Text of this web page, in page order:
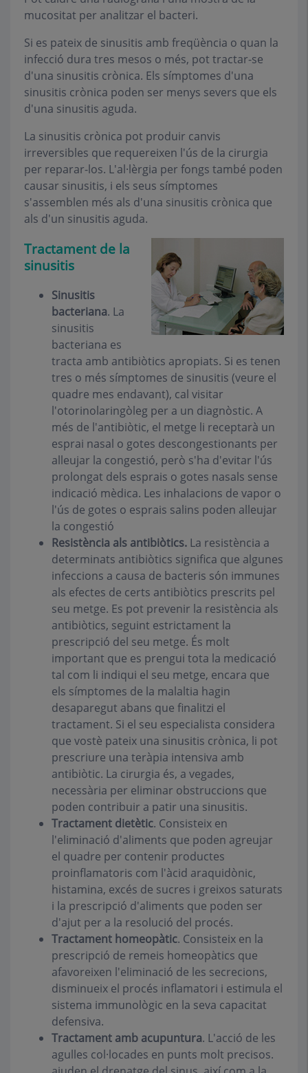
mucositat per analitzar el bacteri.
Si es pateix de sinusitis amb freqüència o quan la
infecció dura tres mesos o més, pot tractar-se
d'una sinusitis crònica. Els símptomes d'una
sinusitis crònica poden ser menys severs que els
d'una sinusitis aguda.
La sinusitis crònica pot produir canvis
irreversibles que requereixen l'ús de la cirurgia
per reparar-los. L'al·lèrgia per fongs també poden
causar sinusitis, i els seus símptomes
s'assemblen més als d'una sinusitis crònica que
als d'un sinusitis aguda.
Tractament de la
sinusitis
Sinusitis
bacteriana. La
sinusitis
bacteriana es
tracta amb antibiòtics apropiats. Si es tenen
tres o més símptomes de sinusitis (veure el
quadre mes endavant), cal visitar
l'otorinolaringòleg per a un diagnòstic. A
més de l'antibiòtic, el metge li receptarà un
esprai nasal o gotes descongestionants per
alleujar la congestió, però s'ha d'evitar l'ús
prolongat dels esprais o gotes nasals sense
indicació mèdica. Les inhalacions de vapor o
l'ús de gotes o esprais salins poden alleujar
la congestió
Resistència als antibiòtics. La resistència a
determinats antibiòtics significa que algunes
infeccions a causa de bacteris són immunes
als efectes de certs antibiòtics prescrits pel
seu metge. Es pot prevenir la resistència als
antibiòtics, seguint estrictament la
prescripció del seu metge. És molt
important que es prengui tota la medicació
tal com li indiqui el seu metge, encara que
els símptomes de la malaltia hagin
desaparegut abans que finalitzi el
tractament. Si el seu especialista considera
que vostè pateix una sinusitis crònica, li pot
prescriure una teràpia intensiva amb
antibiòtic. La cirurgia és, a vegades,
necessària per eliminar obstruccions que
poden contribuir a patir una sinusitis.
Tractament dietètic. Consisteix en
l'eliminació d'aliments que poden agreujar
el quadre per contenir productes
proinflamatoris com l'àcid araquidònic,
histamina, excés de sucres i greixos saturats
i la prescripció d'aliments que poden ser
d'ajut per a la resolució del procés.
Tractament homeopàtic. Consisteix en la
prescripció de remeis homeopàtics que
afavoreixen l'eliminació de les secrecions,
disminueix el procés inflamatori i estimula el
sistema immunològic en la seva capacitat
defensiva.
Tractament amb acupuntura. L'acció de les
agulles col·locades en punts molt precisos.